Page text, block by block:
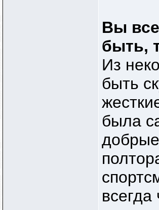
Вы
быть,
Из
быть
была